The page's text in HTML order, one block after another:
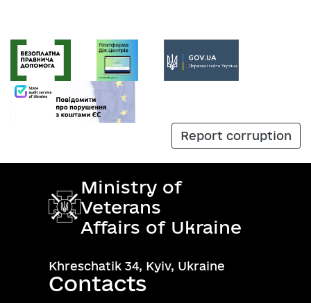
Report corruption
Ministry of
Veterans
Affairs of Ukraine
Khreschatik 34, Kyiv, Ukraine
Contacts